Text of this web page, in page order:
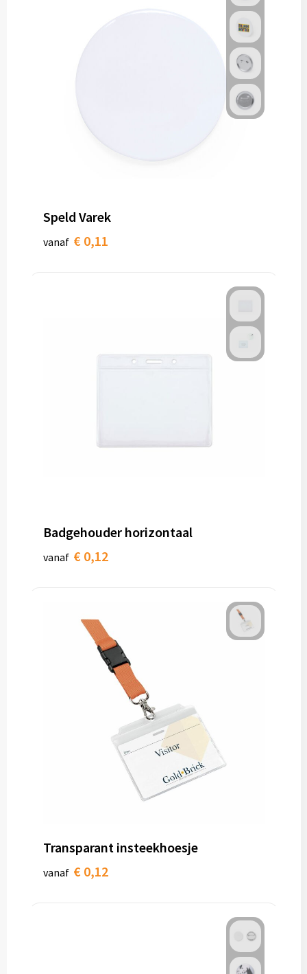
Speld Varek
vanaf € 0,11
Badgehouder horizontaal
vanaf € 0,12
Transparant insteekhoesje
vanaf € 0,12